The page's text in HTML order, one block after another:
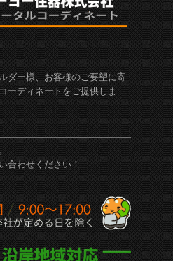
ダー様、お客様のご要望に寄
ーディネートをご提供しま
合わせください！